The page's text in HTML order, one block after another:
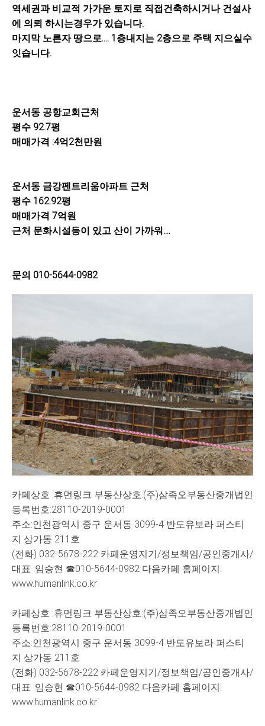
역세권과 비교적 가가운 토지로 직접건축하시거나 건설사
에 의뢰 하시는경우가 있습니다.
마지막 노른자 땅으로.... 1층내지는 2층으로 주택 지으실수
잇습니다.
운서동 공항교회근처
평수 92.7평
매매가격 :4억2천만원
운서동 금강펜트리움아파트 근처
평수 162.92평
매매가격 7억원
근처 문화시설등이 있고 산이 가까워....
문의 010-5644-0982
카페상호 :휴먼링크 부동산상호:(주)삼족오부동산중개법인
등록번호:28110-2019-0001
주소:인천광역시 중구 운서동 3099-4 반도유보라 퍼스티
지 상가동 211호
(전화) 032-5678-222 카페운영지기/정보책임/공인중개사/
대표 :임승현 ☎010-5644-0982 다음카페 홈페이지:
www.humanlink.co.kr
카페상호 :휴먼링크 부동산상호:(주)삼족오부동산중개법인
등록번호:28110-2019-0001
주소:인천광역시 중구 운서동 3099-4 반도유보라 퍼스티
지 상가동 211호
(전화) 032-5678-222 카페운영지기/정보책임/공인중개사/
대표 :임승현 ☎010-5644-0982 다음카페 홈페이지:
www.humanlink.co.kr